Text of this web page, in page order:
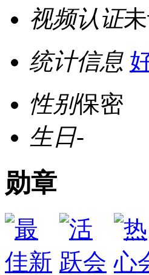
视频认证
统计信息
性别保密
生日-
勋章